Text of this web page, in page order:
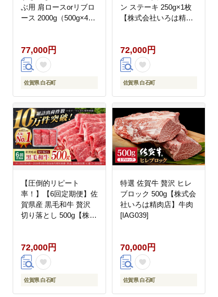
ぶ用 肩ロースorリブロ
ース 2000g（500g×4パ
77,000円
佐賀県 白石町
ン ステーキ 250g×1枚
【株式会社いろは精肉
72,000円
佐賀県 白石町
【圧倒的リピート
率！】【6回定期便】佐
賀県産 黒毛和牛 贅沢
切り落とし 500g【株式
しゃぶしゃぶ [IAG063]
72,000円
佐賀県 白石町
特選 佐賀牛 贅沢 ヒレ
ブロック 500g【株式会
社いろは精肉店】牛肉
[IAG039]
70,000円
佐賀県 白石町